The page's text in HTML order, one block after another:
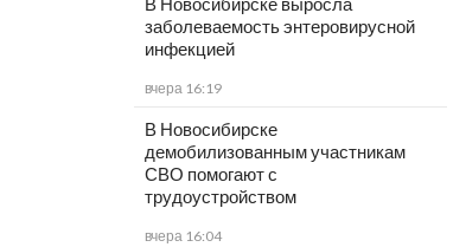
заболеваемость энтеровирусной
инфекцией
вчера 16:19
В Новосибирске
демобилизованным участникам
СВО помогают с
трудоустройством
вчера 16:04